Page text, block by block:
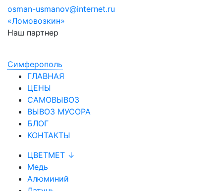
osman-usmanov@internet.ru
«Ломовозкин»
Наш партнер
Симфepoпoль
ГЛАВНАЯ
ЦЕНЫ
САМОВЫВОЗ
ВЫВОЗ МУСОРА
БЛОГ
КОНТАКТЫ
ЦВЕТМЕТ ↓
Медь
Алюминий